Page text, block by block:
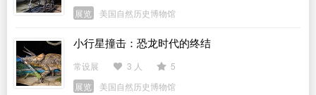
展览
美国自然历史博物馆
小行星撞击：恐龙时代的终结
常设展 3 人
5
展览
美国自然历史博物馆